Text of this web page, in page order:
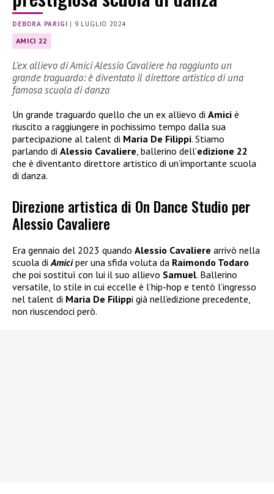
DEBORA PARIGI | 9 LUGLIO 2024
AMICI 22
L’ex allievo di Amici Alessio Cavaliere ha raggiunto un
grande traguardo: è diventato il direttore artistico di una
famosa scuola di danza
Un grande traguardo quello che un ex allievo di Amici è
riuscito a raggiungere in pochissimo tempo dalla sua
partecipazione al talent di Maria De Filippi. Stiamo
parlando di Alessio Cavaliere , ballerino dell’edizione 22
che è diventanto direttore artistico di un’importante scuola
di danza.
Direzione artistica di On Dance Studio per
Alessio Cavaliere
Era gennaio del 2023 quando Alessio Cavaliere arrivò nella
scuola diAmiciper una sfida voluta da Raimondo Todaro
che poi sostituì con lui il suo allievo Samuel. Ballerino
versatile, lo stile in cui eccelle è l’hip-hop e tentò l’ingresso
nel talent di Maria De Filippi già nell’edizione precedente,
non riuscendoci però.